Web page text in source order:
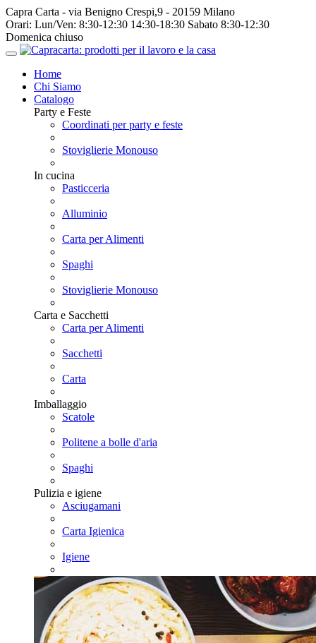
Capra Carta - via Benigno Crespi,9 - 20159 Milano
Orari: Lun/Ven: 8:30-12:30 14:30-18:30 Sabato 8:30-12:30
Domenica chiuso
Home
Chi Siamo
Catalogo
Party e Feste
Coordinati per party e feste
Stoviglierie Monouso
In cucina
Pasticceria
Alluminio
Carta per Alimenti
Spaghi
Stoviglierie Monouso
Carta e Sacchetti
Carta per Alimenti
Sacchetti
Carta
Imballaggio
Scatole
Politene a bolle d'aria
Spaghi
Pulizia e igiene
Asciugamani
Carta Igienica
Igiene